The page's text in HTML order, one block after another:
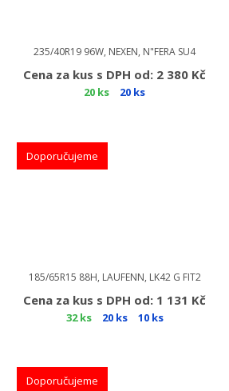
235/40R19 96W, NEXEN, N"FERA SU4
Cena za kus s DPH od: 2 380 Kč
20 ks 20 ks
Doporučujeme
185/65R15 88H, LAUFENN, LK42 G FIT2
Cena za kus s DPH od: 1 131 Kč
32 ks 20 ks 10 ks
Doporučujeme